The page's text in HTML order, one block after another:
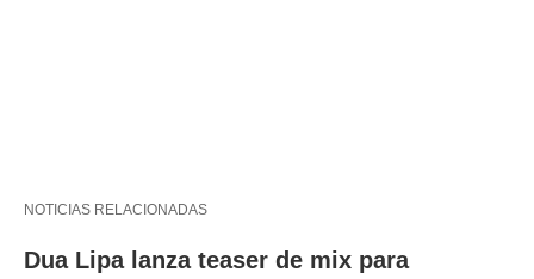
NOTICIAS RELACIONADAS
Dua Lipa lanza teaser de mix para